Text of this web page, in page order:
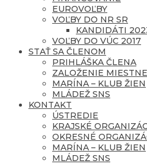
EUROVOĽBY
VOĽBY DO NR SR
KANDIDÁTI
VOĽBY DO VÚC 2017
STAŤ SA ČLENOM
PRIHLÁŠKA ČLENA
ZALOŽENIE
MARÍNA – KLUB ŽIEN
MLÁDEŽ SNS
KONTAKT
ÚSTREDIE
KRAJSKÉ
OKRESNÉ
MARÍNA – KLUB ŽIEN
MLÁDEŽ SNS